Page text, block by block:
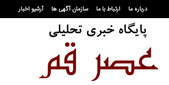
درباره ما ارتباط با ما سازمان آگهی ها آرشیو اخبار